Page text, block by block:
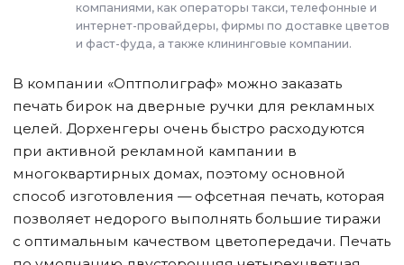
компаниями, как операторы такси, телефонные и
интернет-провайдеры, фирмы по доставке цветов
и фаст-фуда, а также клининговые компании.
В компании «Оптполиграф» можно заказать
печать бирок на дверные ручки для рекламных
целей. Дорхенгеры очень быстро расходуются
при активной рекламной кампании в
многоквартирных домах, поэтому основной
способ изготовления — офсетная печать, которая
позволяет недорого выполнять большие тиражи
с оптимальным качеством цветопередачи. Печать